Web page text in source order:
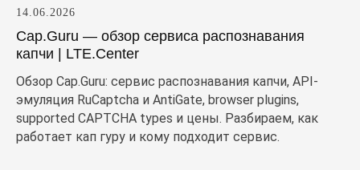
14.06.2026
Cap.Guru — обзор сервиса распознавания
капчи | LTE.Center
Обзор Cap.Guru: сервис распознавания капчи, API-
эмуляция RuCaptcha и AntiGate, browser plugins,
supported CAPTCHA types и цены. Разбираем, как
работает кап гуру и кому подходит сервис.